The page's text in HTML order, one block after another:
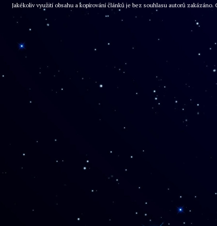
Jakékoliv využití obsahu a kopírování článků je bez souhlasu autorů